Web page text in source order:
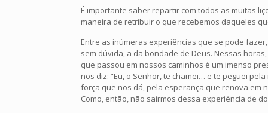
É importante saber repartir com todos as muitas
maneira de retribuir o que recebemos daqueles
Entre as inúmeras experiências que se pode
sem dúvida, a da bondade de Deus. Nessas
que passou em nossos caminhos é um imenso
nos diz: “Eu, o Senhor, te chamei… e te peguei
força que nos dá, pela esperança que renova em
Como, então, não sairmos dessa experiência de